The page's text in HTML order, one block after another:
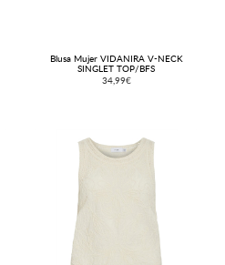
Blusa Mujer VIDANIRA V-NECK
SINGLET TOP/BFS
34,99€